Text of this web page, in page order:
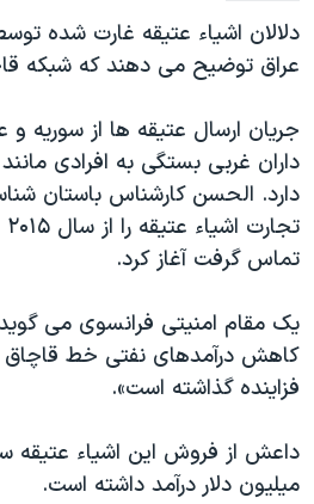
چهل سال گروگان‌گیری
قانون شفافیت دارائی کادر رهبری ایران
اسرائیل در جنگ
نرگس محمدی برنده جایزه نوبل صلح
همایش محافظه‌کاران آمریکا «سی‌پک»
سفر پرزیدنت ترامپ به چین
دلالان اشیاء عتیقه غارت شده
عراق توضیح می دهند که شبکه
جریان ارسال عتیقه ها از سوریه
داران غربی بستگی به افرادی
دارد. الحسن کارشناس باستان
تماس گرفت آغاز کرد.
یک مقام امنیتی فرانسوی می
کاهش درآمدهای نفتی خط قاچاق
فزاینده گذاشته است».
داعش از فروش این اشیاء عتیقه
میلیون دلار درآمد داشته است.